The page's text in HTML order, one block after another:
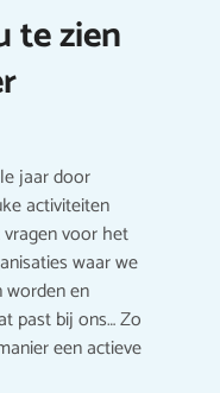
te zien
jaar door
activiteiten
voor het
waar we
worden en
past bij ons… Zo
een actieve